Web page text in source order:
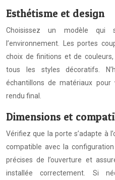
Esthétisme et design
Choisissez un modèle qui
l’environnement. Les portes
choix de finitions et de
tous les styles décoratifs.
échantillons de matériaux
rendu final.
Dimensions et
Vérifiez que la porte s’adapte à
compatible avec la
précises de l’ouverture et
installée correctement. Si